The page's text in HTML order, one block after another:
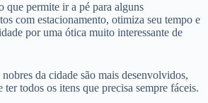
que permite ir a pé para alguns
com estacionamento, otimiza seu tempo e
por uma ótica muito interessante de
da cidade são mais desenvolvidos,
todos os itens que precisa sempre fáceis.